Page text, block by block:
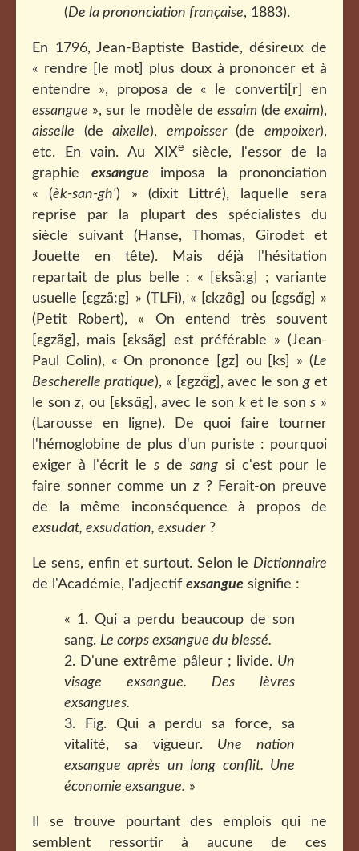
(De la prononciation française, 1883).
En 1796, Jean-Baptiste Bastide, désireux de
« rendre [le mot] plus doux à prononcer et à
entendre », proposa de « le converti[r] en
essangue », sur le modèle de essaim (de exaim),
aisselle (deaixelle), empoisser(deempoixer),
etc. En vain. Au XIXesiècle, l'essor de la
graphie exsangueimposa la prononciation
« (èk-san-gh') » (dixit Littré), laquelle sera
reprise par la plupart des spécialistes du
siècle suivant (Hanse, Thomas, Girodet et
Jouette en tête). Mais déjà l'hésitation
repartait de plus belle : « [εksã:g] ; variante
usuelle [εgzã:g] » (TLFi), « [ɛkzɑ̃g] ou [ɛgsɑ̃g] »
(Petit Robert), « On entend très souvent
[εgzãg], mais [εksãg] est préférable » (Jean-
Paul Colin), « On prononce [gz] ou [ks] » (Le
Bescherelle pratique), « [ɛgzɑ̃g], avec le song et
le sonz, ou [ɛksɑ̃g], avec le son ket le sons »
(Larousse en ligne). De quoi faire tourner
l'hémoglobine de plus d'un puriste : pourquoi
exiger à l'écrit le s de sang si c'est pour le
faire sonner comme un z? Ferait-on preuve
de la même inconséquence à propos de
exsudat, exsudation, exsuder?
Le sens, enfin et surtout. Selon le Dictionnaire
de l'Académie, l'adjectif exsangue signifie :
« 1. Qui a perdu beaucoup de son
sang. Le corps exsangue du blessé.
2. D'une extrême pâleur ; livide. Un
visage exsangue. Des lèvres
exsangues.
3. Fig. Qui a perdu sa force, sa
vitalité, sa vigueur. Une nation
exsangue après un long conflit. Une
économie exsangue. »
Il se trouve pourtant des emplois qui ne
semblent ressortir à aucune de ces